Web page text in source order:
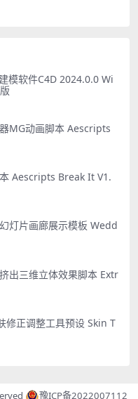
模软件C4D 2024.0.0 Wi
MG动画脚本 Aescripts
Aescripts Break It V1.
灯片画廊展示模板 Wedd
出三维立体效果脚本 Extr
修正调整工具预设 Skin T
豫ICP备2022007112